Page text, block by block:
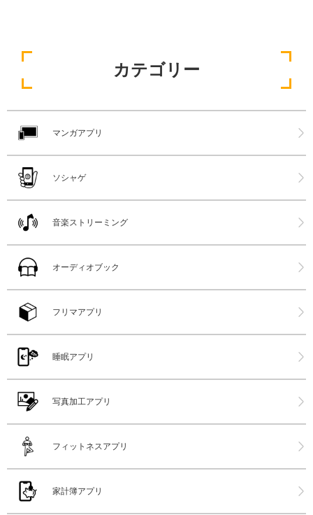
カテゴリー
マンガアプリ
ソシャゲ
音楽ストリーミング
オーディオブック
フリマアプリ
睡眠アプリ
写真加工アプリ
フィットネスアプリ
家計簿アプリ